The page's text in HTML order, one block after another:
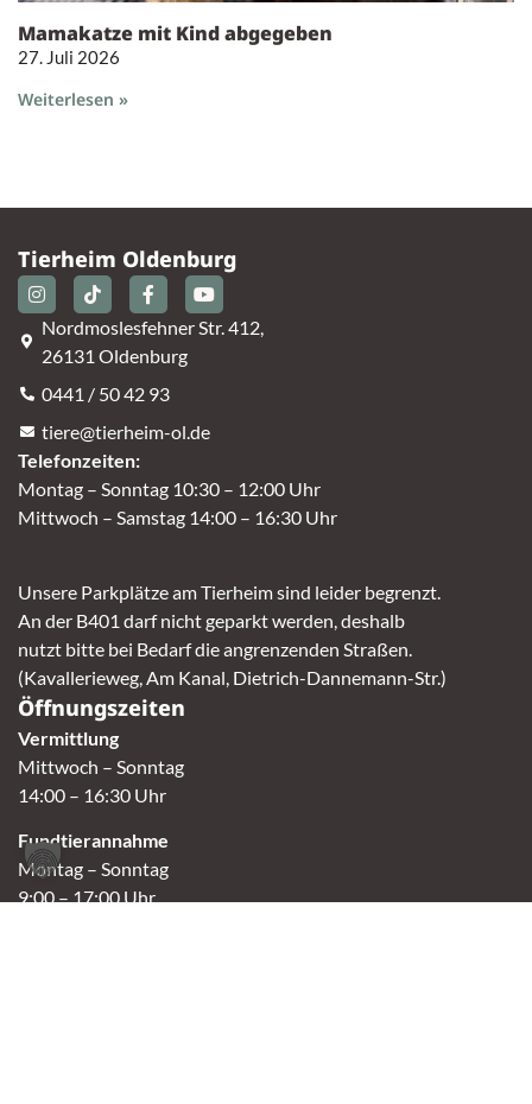
Mamakatze mit Kind abgegeben
27. Juli 2026
Weiterlesen »
Tierheim Oldenburg
Nordmoslesfehner Str. 412,
26131 Oldenburg
0441 / 50 42 93
tiere@tierheim-ol.de
Telefonzeiten:
Montag – Sonntag 10:30 – 12:00 Uhr
Mittwoch – Samstag 14:00 – 16:30 Uhr
Unsere Parkplätze am Tierheim sind leider begrenzt.
An der B401 darf nicht geparkt werden, deshalb
nutzt bitte bei Bedarf die angrenzenden Straßen.
(Kavallerieweg, Am Kanal, Dietrich-Dannemann-Str.)
Öffnungszeiten
Vermittlung
Mittwoch – Sonntag
14:00 – 16:30 Uhr
Fundtierannahme
Montag – Sonntag
9:00 – 17:00 Uhr